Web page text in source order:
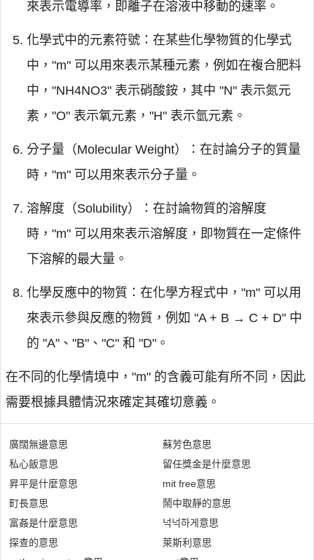
來表示電導率，即離子在溶液中移動的速率。
化學式中的元素符號：在某些化學物質的化學式
中，"m" 可以用來表示某種元素，例如在複合肥料
中，"NH4NO3" 表示硝酸銨，其中 "N" 表示氮元
素，"O" 表示氧元素，"H" 表示氫元素。
分子量（Molecular Weight）：在討論分子的質量
時，"m" 可以用來表示分子量。
溶解度（Solubility）：在討論物質的溶解度
時，"m" 可以用來表示溶解度，即物質在一定條件
下溶解的最大量。
化學反應中的物質：在化學方程式中，"m" 可以用
來表示參與反應的物質，例如 "A + B → C + D" 中
的 "A"、"B"、"C" 和 "D"。
在不同的化學情境中，"m" 的含義可能有所不同，因此
需要根據具體情況來確定其確切意義。
廣闊無邊意思
私心飯意思
昇平是什麼意思
町長意思
富姦是什麼意思
探查的意思
蘇芳色意思
留任獎金是什麼意思
mit free意思
鬧中取靜的意思
넉넉하게意思
萊斯利意思